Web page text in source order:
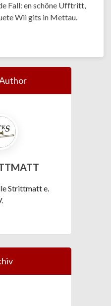
Fall: en schöne Ufftritt,
Wii gits in Mettau.
Strittmatt e.